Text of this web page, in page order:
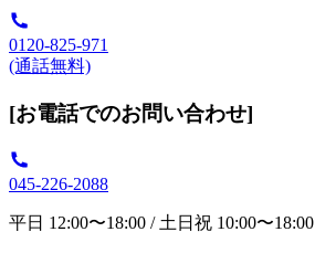
0120-825-971
(通話無料)
[お電話でのお問い合わせ]
045-226-2088
平日 12:00〜18:00 / 土日祝 10:00〜18:00